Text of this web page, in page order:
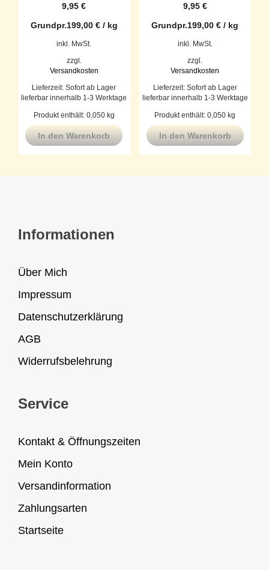
9,95€
Grundpr.199,00 €/ kg
inkl. MwSt.
zzgl.
Versandkosten
Lieferzeit:Sofort ab Lager
lieferbar innerhalb 1-3 Werktage
Produkt enthält: 0,050 kg
In den Warenkorb
9,95 €
Grundpr.199,00€ / kg
inkl. MwSt.
zzgl.
Versandkosten
Lieferzeit: Sofort ab Lager
lieferbar innerhalb 1-3 Werktage
Produkt enthält: 0,050kg
In den Warenkorb
Informationen
Über Mich
Impressum
Datenschutzerklärung
AGB
Widerrufsbelehrung
Service
Kontakt & Öffnungszeiten
Mein Konto
Versandinformation
Zahlungsarten
Startseite